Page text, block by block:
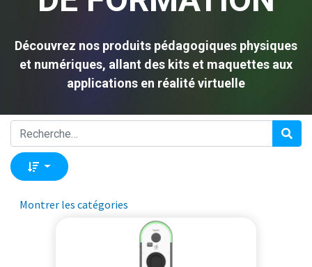
Découvrez nos produits pédagogiques physiques
et numériques, allant des kits et maquettes aux
applications en réalité virtuelle
Montrer les catégories